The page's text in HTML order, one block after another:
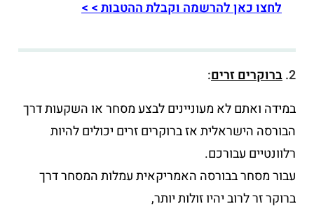
לחצו כאן להרשמה וקבלת ההטבות > >
2. ברוקרים זרים:
במידה ואתם לא מעוניינים לבצע מסחר או השקעות דרך
הבורסה הישראלית אז ברוקרים זרים יכולים להיות
רלוונטיים עבורכם.
עבור מסחר בבורסה האמריקאית עמלות המסחר דרך
ברוקר זר לרוב יהיו זולות יותר,